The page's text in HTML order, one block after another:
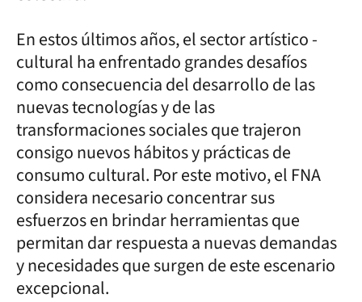
En estos últimos años, el sector artístico -
cultural ha enfrentado grandes desafíos
como consecuencia del desarrollo de las
nuevas tecnologías y de las
transformaciones sociales que trajeron
consigo nuevos hábitos y prácticas de
consumo cultural. Por este motivo, el FNA
considera necesario concentrar sus
esfuerzos en brindar herramientas que
permitan dar respuesta a nuevas demandas
y necesidades que surgen de este escenario
excepcional.